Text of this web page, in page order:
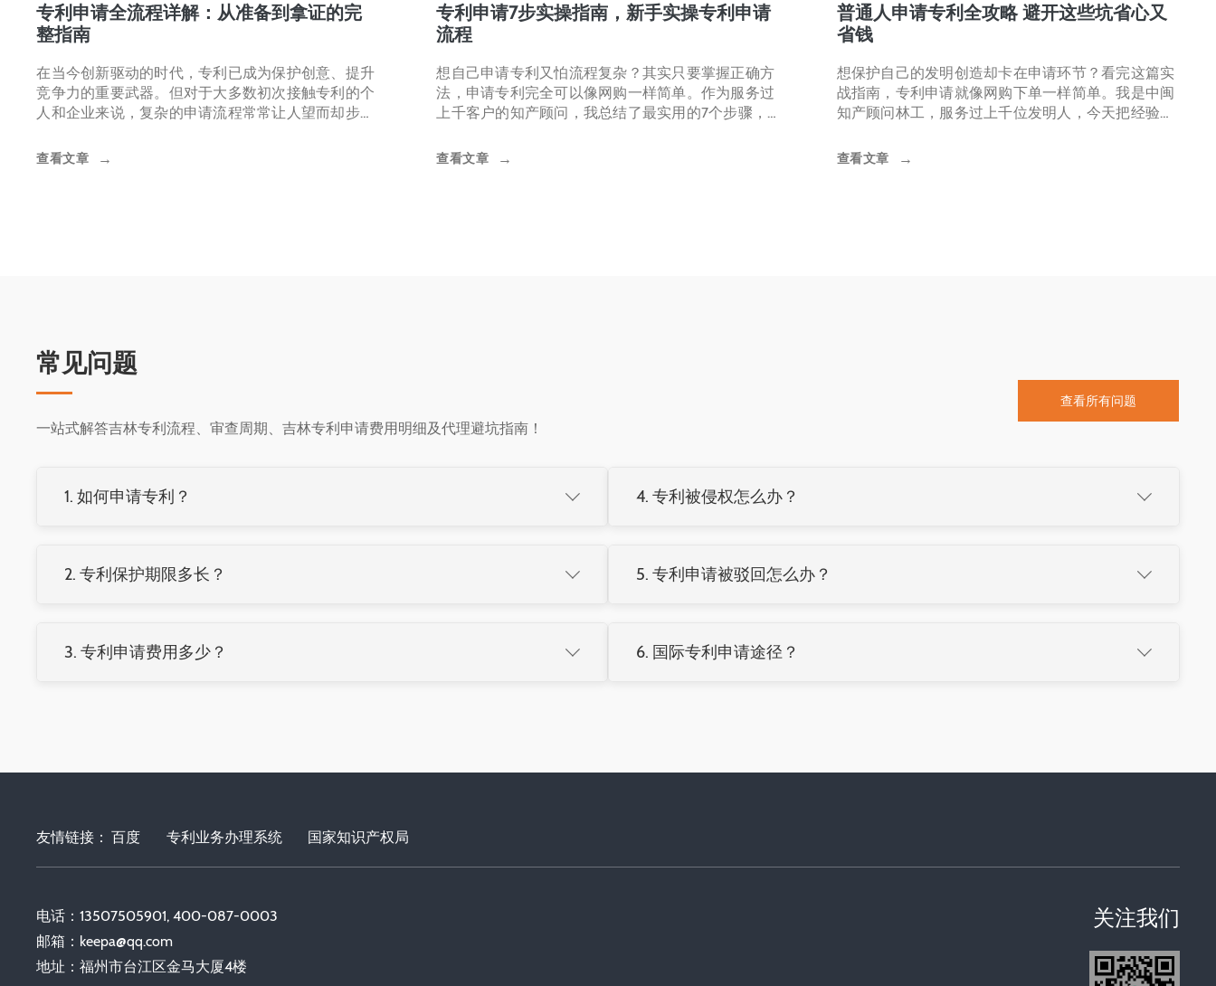
专利申请全流程详解：从准备到拿证的完
整指南
在当今创新驱动的时代，专利已成为保护创意、提升
竞争力的重要武器。但对于大多数初次接触专利的个
人和企业来说，复杂的申请流程常常让人望而却步。
查看文章 →
专利申请7步实操指南，新手实操专利申请
流程
想自己申请专利又怕流程复杂？其实只要掌握正确方
法，申请专利完全可以像网购一样简单。作为服务过
上千客户的知产顾问，我总结了最实用的7个步骤，
查看文章 →
普通人申请专利全攻略 避开这些坑省心又
省钱
想保护自己的发明创造却卡在申请环节？看完这篇实
战指南，专利申请就像网购下单一样简单。我是中闽
知产顾问林工，服务过上千位发明人，今天把经验浓
查看文章 →
常见问题
一站式解答吉林专利流程、审查周期、吉林专利申请费用明细及代理避坑指南！
查看所有问题
1. 如何申请专利？ 
代理机构办理，整个流程通常需要2-4年。
2. 专利保护期限多长？ 
实用新型：10年
3. 专利申请费用多少？ 
4. 专利被侵权怎么办？ 
发送律师函警告
5. 专利申请被驳回怎么办？ 
修改申请文件
6. 国际专利申请途径？ 
PCT更适合多国布局，巴黎公约适合少数国家保护。
友情链接： 百度 专利业务办理系统 国家知识产权局
电话：13507505901, 400-087-0003
邮箱： keepa@qq.com
地址：福州市台江区金马大厦4楼
关注我们